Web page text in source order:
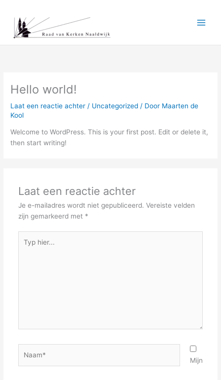
inhoud
Hello world!
Laat een reactie achter / Uncategorized / Door Maarten de
Kool
Welcome to WordPress. This is your first post. Edit or delete it,
then start writing!
Laat een reactie achter
Je e-mailadres wordt niet gepubliceerd. Vereiste velden
zijn gemarkeerd met *
hier...
Mijn